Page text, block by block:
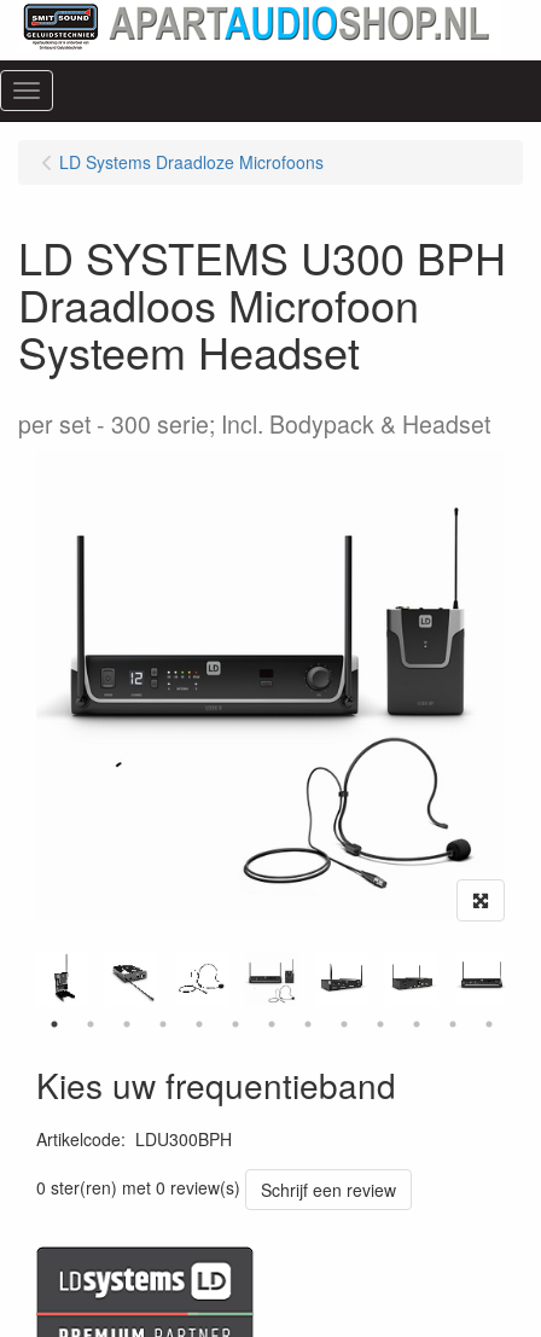
Menu
LD Systems Draadloze Microfoons
LD SYSTEMS U300 BPH
Draadloos Microfoon
Systeem Headset
per set 300 serie; Incl. Bodypack & Headset
Kies uw frequentieband
Artikelcode: LDU300BPH
0 ster(ren) met 0 review(s)
Schrijf een review